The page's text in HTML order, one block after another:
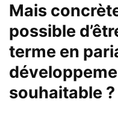
Mais
possible
terme en
souhaitable ?